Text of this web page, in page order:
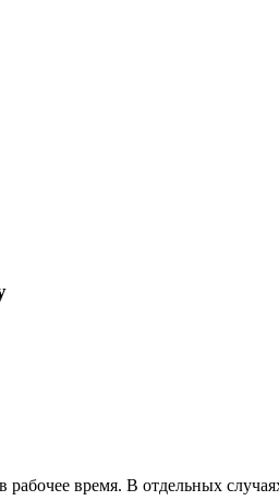
рабочее время. В отдельных